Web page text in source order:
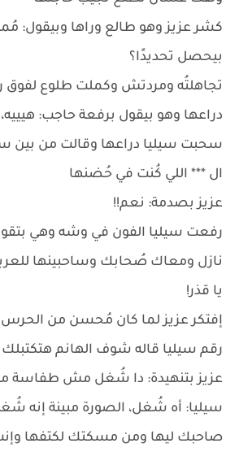
كشر عزيز وهو طالع وراها وبيقول:
بيحصل تحديدًا؟
تجاهلتُه ومردتش وكملت طلوع لفوق
دراعها وهو بيقول برفعة حاجب:
سحبت سيليا دراعها وقالت من بين
ال *** اللي كُنت في حُضنها
عزيز بصدمة: نعم!!
رفعت سيليا الفون في وشه وهي
نازل ومعاك صُحابك وساحبينها
يا قذر!
إفتكر عزيز لما كان مُحسن من الحرس
رقم سيليا قاله شوف الهانم
عزيز بتنهيدة: دا شُغل مش طفاسة
سيليا: أه شُغل، الصورة مبينة إنه
صاحبك ليها ومن مسكتك لكتفها وإنت